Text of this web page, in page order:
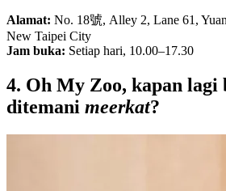
Alamat: No. 18號, Alley 2, Lane 61,
New Taipei City
Jam buka: Setiap hari, 10.00–17.30
4. Oh My Zoo, kapan lagi
ditemani meerkat?